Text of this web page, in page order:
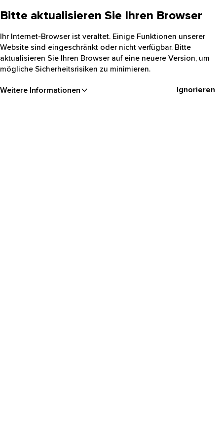
Bitte aktualisieren Sie Ihren Browser
Ihr Internet-Browser ist veraltet. Einige Funktionen unserer
Website sind eingeschränkt oder nicht verfügbar. Bitte
aktualisieren Sie Ihren Browser auf eine neuere Version, um
mögliche Sicherheitsrisiken zu minimieren.
Weitere Informationen Ignorieren